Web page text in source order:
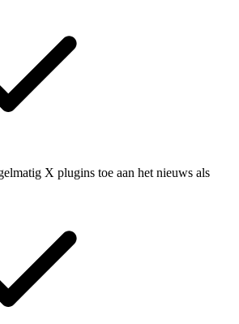
X plugins toe aan het nieuws als